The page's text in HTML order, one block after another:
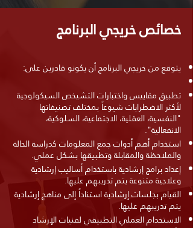
خصائص خريجي البرنامج
يتوقع من خريجي البرنامج أن يكونو قادرين على:
تطبيق مقاييس واختبارات التشيخص السيكولوجية
لأكثر الاضطرابات شيوعاً بمختلف تصنيفاتها
"النفسية، العقلية، الاجتماعية، السلوكية،
الانفعالية".
استخدام أهم أدوات جمع المعلومات كدراسة الحالة
والملاحظة والمقابلة وتطبيقها بشكل عملي.
إعداد برامج إرشادية باستخدام أساليب إرشادية
وعلاجية متنوعة يتم تدريبهم عليها.
القيام بجلسات إرشادية استناداً إلى مناهج إرشادية
يتم تدريبهم عليها.
الاستخدام العملي التطبيقي لفنيات الإرشاد